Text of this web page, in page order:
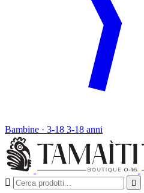
Bambine · 3-18 3-18 anni
 